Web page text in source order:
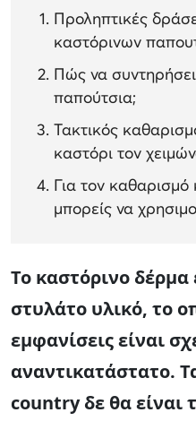
Προληπτικές
καστόρινων
Πώς να
παπούτσια;
Τακτικός
καστόρι τον
Για τον
μπορείς να
Το καστόρινο δέρμα
στυλάτο υλικό, το
εμφανίσεις είναι
αναντικατάστατο.
country δε θα είναι